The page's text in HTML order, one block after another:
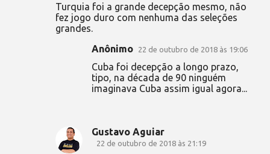
Turquia foi a grande decepção mesmo, não
fez jogo duro com nenhuma das seleções
grandes.
Anônimo 22 de outubro de 2018 às 19:06
Cuba foi decepção a longo prazo,
tipo, na década de 90 ninguém
imaginava Cuba assim igual agora...
Gustavo Aguiar
22 de outubro de 2018 às 21:19